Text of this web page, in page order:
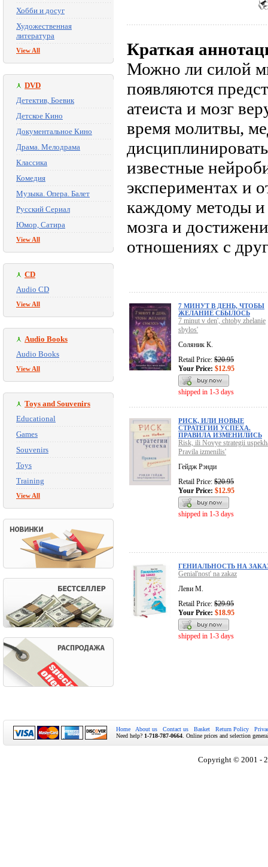
Хобби и досуг
Художественная
литература
View All
DVD
Детектив, Боевик
Детское Кино
Документальное Кино
Драма. Мелодрама
Классика
Комедия
Музыка. Опера. Балет
Русский Сериал
Юмор, Сатира
View All
CD
Audio CD
View All
Audio Books
Audio Books
View All
Toys and Souvenirs
Educational
Games
Souvenirs
Toys
Training
View All
Краткая
Можно ли силой
появляются
атеиста и мозг
время молитвы,
известные
экспериментах и
каждому методы
мозга и
отношениях с
7 МИНУТ В ДЕНЬ, ЧТОБЫ
ЖЕЛАНИЕ СБЫЛОСЬ
7 minut v den', chtoby zhelanie
sbylos'
Соляник К.
Retail Price: $20.95
Your Price: $12.95
shipped in 1-3 days
РИСК, ИЛИ НОВЫЕ
СТРАТЕГИИ УСПЕХА.
ПРАВИЛА ИЗМЕНИЛИСЬ
Risk, ili Novye strategii
Pravila izmenilis'
Гейдж Рэнди
Retail Price: $20.95
Your Price: $12.95
shipped in 1-3 days
ГЕНИАЛЬНОСТЬ НА
Genial'nost' na zakaz
Леви М.
Retail Price: $29.95
Your Price: $18.95
shipped in 1-3 days
Home About us Contact us Basket Return Policy
Need help? 1-718-787-0664 . Online prices and selection
Copyright © 2001 -